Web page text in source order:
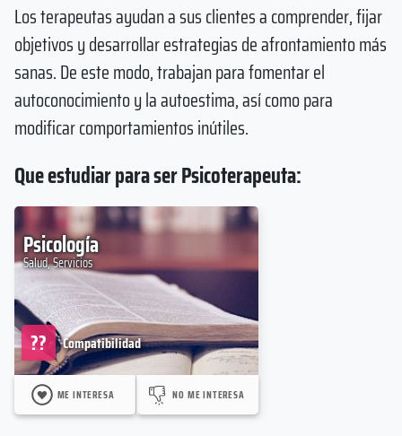
Los terapeutas ayudan a sus clientes a comprender, fijar
objetivos y desarrollar estrategias de afrontamiento más
sanas. De este modo, trabajan para fomentar el
autoconocimiento y la autoestima, así como para
modificar comportamientos inútiles.
Que estudiar para ser Psicoterapeuta:
Psicología
Salud, Servicios
Compatibilidad
??
ME INTERESA NO ME INTERESA